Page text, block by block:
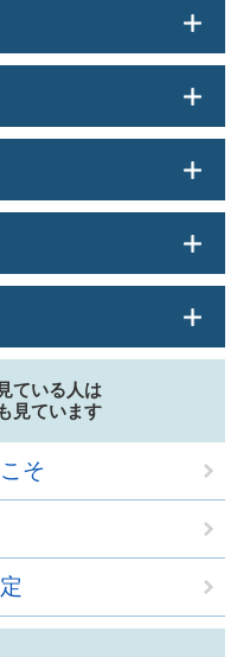
ている人は
見ています
そ